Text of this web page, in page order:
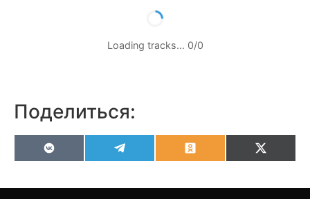
Loading tracks… 0/0
Поделиться:
VK OdnoklassnikiX